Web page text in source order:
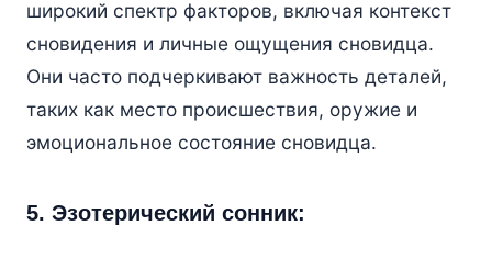
широкий спектр факторов, включая контекст
сновидения и личные ощущения сновидца.
Они часто подчеркивают важность деталей,
таких как место происшествия, оружие и
эмоциональное состояние сновидца.
5. Эзотерический сонник: